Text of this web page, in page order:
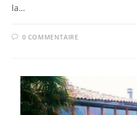
la…
0 COMMENTAIRE